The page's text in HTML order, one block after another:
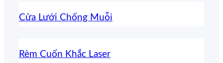
Cửa Lưới Chống Muỗi
Rèm Cuốn Khắc Laser